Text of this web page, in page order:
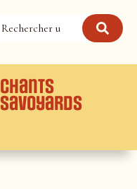
Chants
Savoyards